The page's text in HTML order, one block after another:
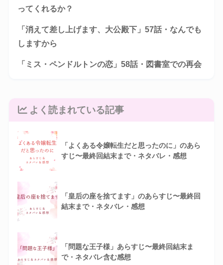
ってくれるか？
「消えて差し上げます、大公殿下」57話・なんでも
しますから
「ミス・ペンドルトンの恋」58話・図書室での再会
よく読まれている記事
「よくある令嬢転生だと思ったのに」のあら
すじ〜最終回結末まで・ネタバレ・感想
「皇后の座を捨てます」のあらすじ〜最終回
結末まで・ネタバレ・感想
「問題な王子様」あらすじ〜最終回結末ま
で・ネタバレ含む感想